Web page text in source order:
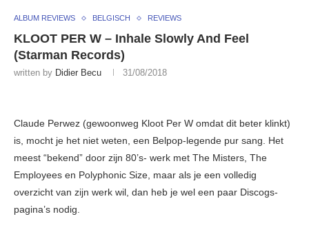
ALBUM REVIEWS BELGISCH REVIEWS
KLOOT PER W – Inhale Slowly And Feel
(Starman Records)
written by Didier Becu 31/08/2018
Claude Perwez (gewoonweg Kloot Per W omdat dit beter klinkt)
is, mocht je het niet weten, een Belpop-legende pur sang. Het
meest “bekend” door zijn 80’s- werk met The Misters, The
Employees en Polyphonic Size, maar als je een volledig
overzicht van zijn werk wil, dan heb je wel een paar Discogs-
pagina’s nodig.